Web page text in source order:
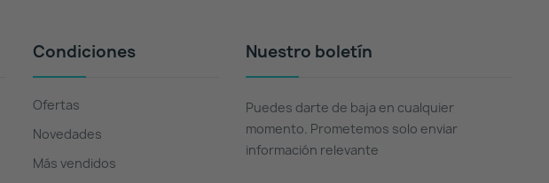
Condiciones
Ofertas
Novedades
Más vendidos
Nuestro boletín
Puedes darte de baja en cualquier
momento. Prometemos solo enviar
información relevante